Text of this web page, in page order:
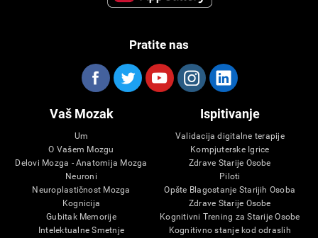
Pratite nas
Vaš Mozak
Um
O Vašem Mozgu
Delovi Mozga - Anatomija Mozga
Neuroni
Neuroplastičnost Mozga
Kognicija
Gubitak Memorije
Intelektualne Smetnje
Ispitivanje
Validacija digitalne terapije
Kompjuterske Igrice
Zdrave Starije Osobe
Piloti
Opšte Blagostanje Starijih Osoba
Zdrave Starije Osobe
Kognitivni Trening za Starije Osobe
Kognitivno stanje kod odraslih